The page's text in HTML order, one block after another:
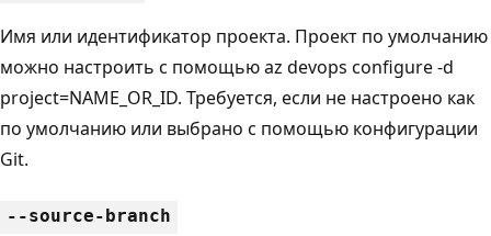
Имя или идентификатор проекта. Проект по умолчанию
можно настроить с помощью az devops configure -d
project=NAME_OR_ID. Требуется, если не настроено как
по умолчанию или выбрано с помощью конфигурации
Git.
--source-branch